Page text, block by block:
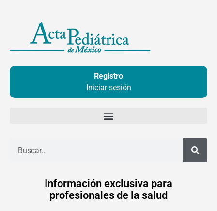
contenido
Registro
Iniciar sesión
Información exclusiva para
profesionales de la salud